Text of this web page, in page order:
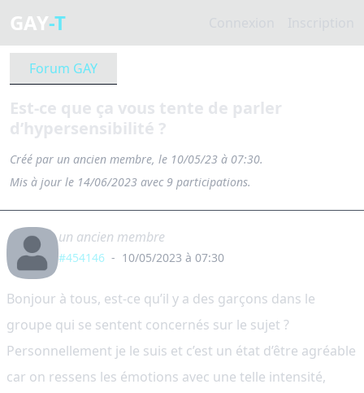
GAY-T
Forum GAY
Est-ce que ça vous tente de parler
d’hypersensibilité ?
Créé par un ancien membre, le 10/05/23 à 07:30.
Mis à jour le 14/06/2023 avec 9 participations.
un ancien membre
#454146 - 10/05/2023 à 07:30
Bonjour à tous, est-ce qu’il y a des garçons dans le
groupe qui se sentent concernés sur le sujet ?
Personnellement je le suis et c’est un état d’être agréable
car on ressens les émotions avec une telle intensité,